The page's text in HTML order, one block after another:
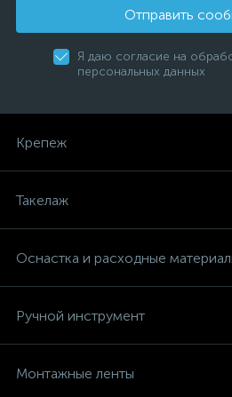
Отправить
Я даю согласие на
персональных данных
Крепеж
Такелаж
Оснастка и расходные
Ручной инструмент
Монтажные ленты